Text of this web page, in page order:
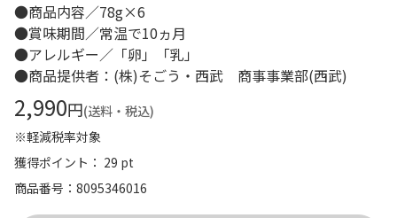
●商品内容／78g×6
●賞味期間／常温で10ヵ月
●アレルギー／「卵」「乳」
●商品提供者：(株)そごう・西武 商事事業部(西武)
2,990円(送料・税込)
※軽減税率対象
獲得ポイント： 29 pt
商品番号
8095346016